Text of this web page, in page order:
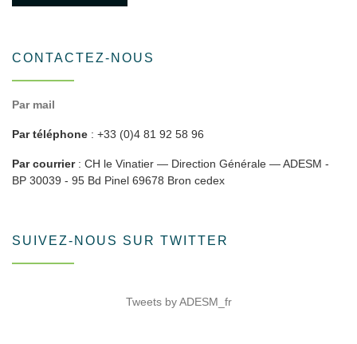
CONTACTEZ-NOUS
Par mail
Par téléphone : +33 (0)4 81 92 58 96
Par courrier: CH le Vinatier — Direction Générale — ADESM -
BP 30039 - 95 Bd Pinel 69678 Bron cedex
SUIVEZ-NOUS SUR TWITTER
Tweets by ADESM_fr